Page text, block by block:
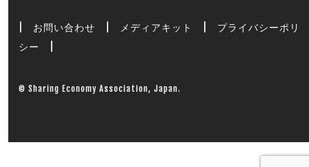
お問い合わせ メディアキット
プライバシーポリ
シー
© Sharing Economy Association, Japan.